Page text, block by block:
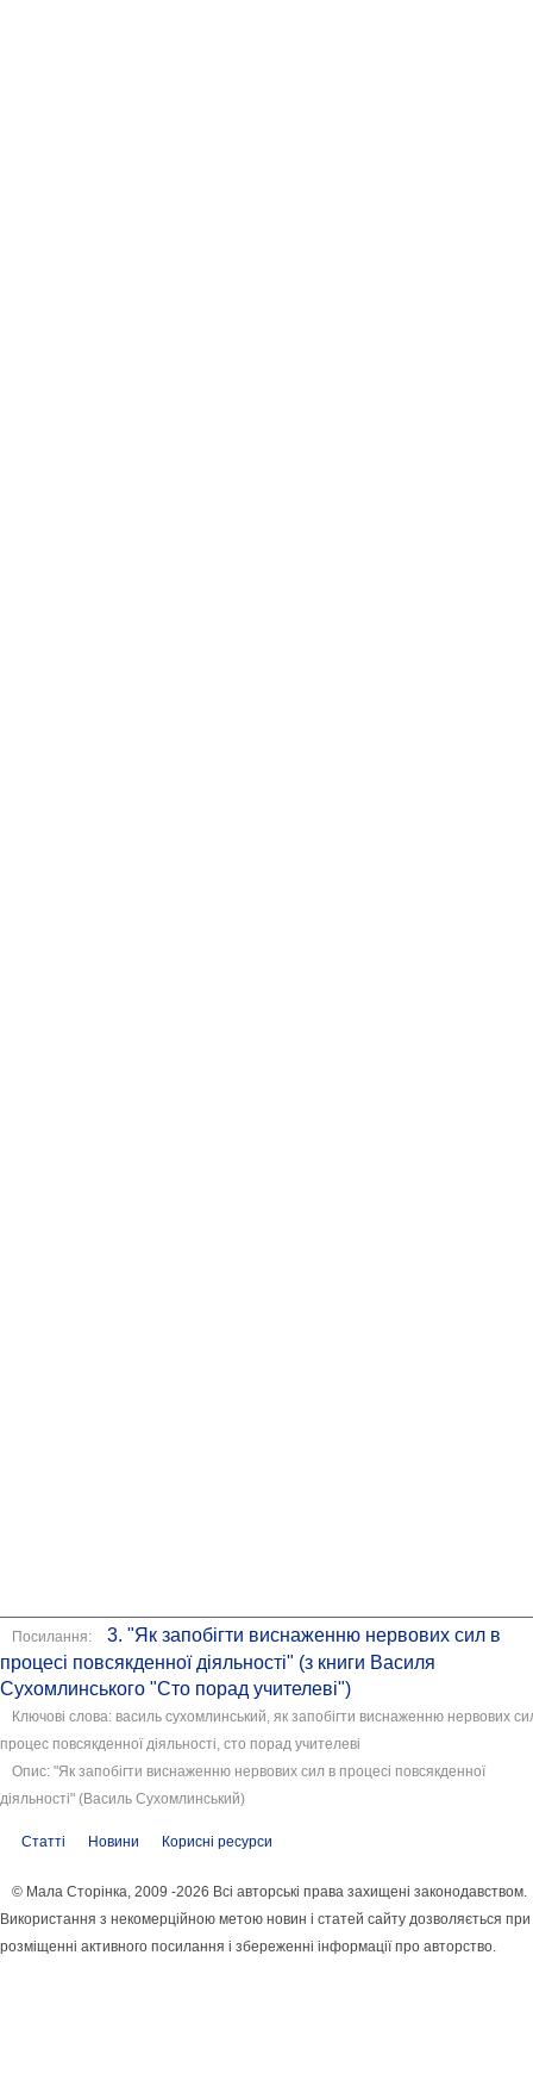
Посилання:
3. "Як запобігти виснаженню нервових сил в
процесі повсякденної діяльності" (з книги Василя
Сухомлинського "Сто порад учителеві")
Ключові слова: василь сухомлинський, як запобігти виснаженню нервових
процес повсякденної діяльності, сто порад учителеві
Опис: "Як запобігти виснаженню нервових сил в процесі повсякденної
діяльності" (Василь Сухомлинський)
Статті Новини Корисні ресурси
© Мала Сторінка, 2009 -2026 Всі авторські права захищені законодавством.
Використання з некомерційною метою новин і статей сайту дозволяється при
розміщенні активного посилання і збереженні інформації про авторство.